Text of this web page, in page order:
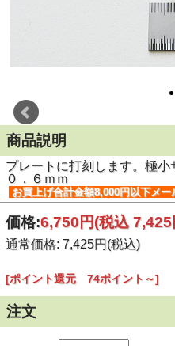
商品説明
プレートに打刻します。極
０．６ｍｍ
お買上げ合計金額8,000円以下メー
価格:6,750円(税込 7,425
通常価格: 7,425円(税込)
[ポイント還元 74ポイント～]
注文